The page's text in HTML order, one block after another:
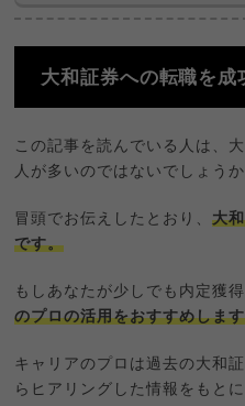
大和証券への転職を成
この記事を読んでいる人は、
人が多いのではないでしょうか
冒頭でお伝えしたとおり、 大
です。
もしあなたが少しでも内定獲
のプロの活用をおすすめしま
キャリアのプロは過去の大和
らヒアリングした情報をもと